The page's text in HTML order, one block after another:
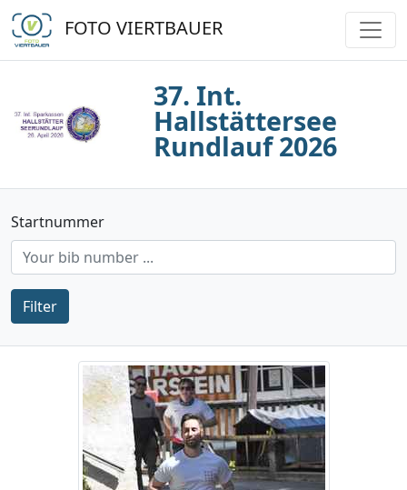
FOTO VIERTBAUER
37. Int.
Hallstättersee
Rundlauf 2026
Startnummer
Filter